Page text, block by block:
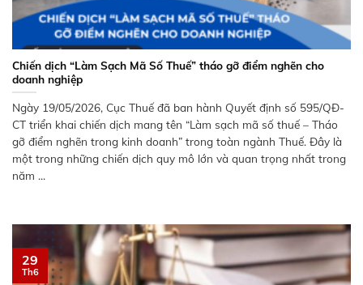
Chiến dịch “Làm Sạch Mã Số Thuế” tháo gỡ điểm nghẽn cho
doanh nghiệp
Ngày 19/05/2026, Cục Thuế đã ban hành Quyết định số 595/QĐ-
CT triển khai chiến dịch mang tên “Làm sạch mã số thuế – Tháo
gỡ điểm nghẽn trong kinh doanh” trong toàn ngành Thuế. Đây là
một trong những chiến dịch quy mô lớn và quan trọng nhất trong
năm ...
29
Th6